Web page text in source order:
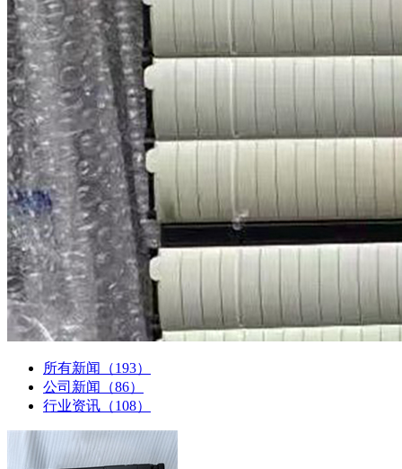
所有新闻
（193）
公司新闻
（86）
行业资讯 （108）